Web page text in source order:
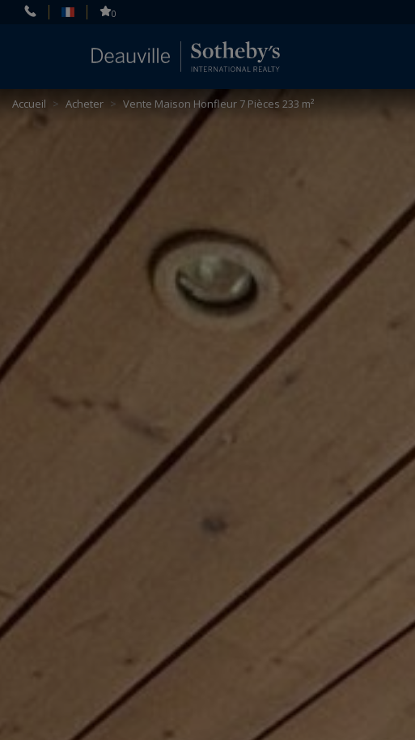
0
Accueil > Acheter > Vente Maison Honfleur 7 Pièces 233 m²
Panneau de gestion des cookies